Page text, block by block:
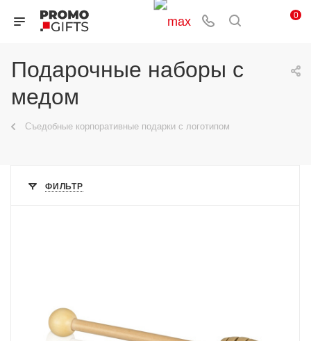
0
Подарочные наборы с
медом
Съедобные корпоративные подарки с логотипом
ФИЛЬТР